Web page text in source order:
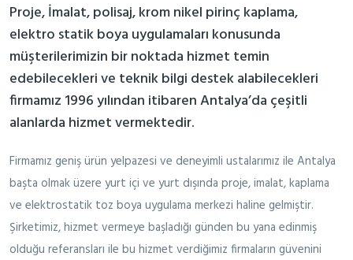
Proje, İmalat, polisaj, krom nikel pirinç kaplama,
elektro statik boya uygulamaları konusunda
müşterilerimizin bir noktada hizmet temin
edebilecekleri ve teknik bilgi destek alabilecekleri
firmamız 1996 yılından itibaren Antalya’da çeşitli
alanlarda hizmet vermektedir.
Firmamız geniş ürün yelpazesi ve deneyimli ustalarımız ile Antalya
başta olmak üzere yurt içi ve yurt dışında proje, imalat, kaplama
ve elektrostatik toz boya uygulama merkezi haline gelmiştir.
Şirketimiz, hizmet vermeye başladığı günden bu yana edinmiş
olduğu referansları ile bu hizmet verdiğimiz firmaların güvenini